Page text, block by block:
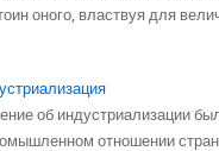
оного, властвуя для
об индустриализации
отношении